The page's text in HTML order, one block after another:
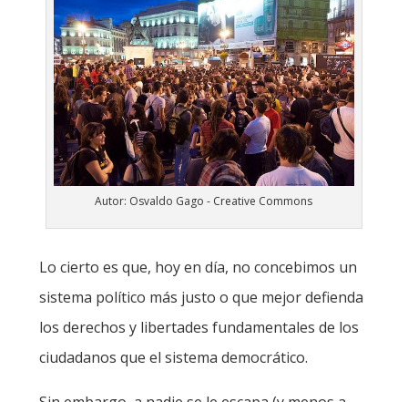
Autor: Osvaldo Gago - Creative Commons
Lo cierto es que, hoy en día, no concebimos un
sistema político más justo o que mejor defienda
los derechos y libertades fundamentales de los
ciudadanos que el sistema democrático.